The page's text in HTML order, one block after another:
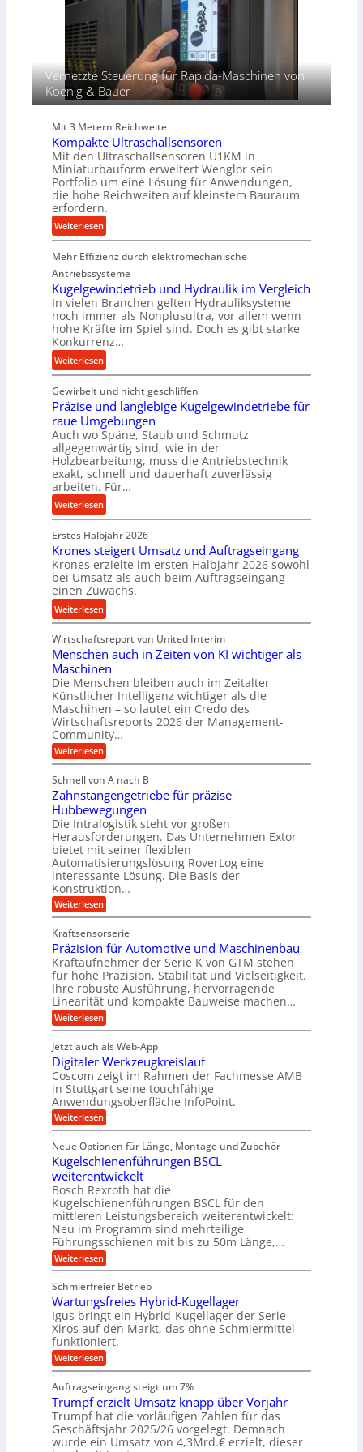
p
r
o
z
e
s
n
d
u
n
g
e
n
f
ü
r
d
i
e
P
o
d
u
k
t
i
o
n
d
e
n
M
t
t
e
l
s
t
a
n
d
n
d
i
e
t
Vernetzte Steuerung für Rapida-Maschinen von
Koenig & Bauer
Mit 3 Metern Reichweite
Kompakte Ultraschallsensoren
Mit den Ultraschallsensoren U1KM in
Miniaturbauform erweitert Wenglor sein
Portfolio um eine Lösung für Anwendungen,
die hohe Reichweiten auf kleinstem Bauraum
erfordern.
Weiterlesen:
K
o
m
p
a
k
t
e
U
l
t
r
a
s
c
h
a
l
l
s
e
n
s
o
r
e
n
Mehr Effizienz durch elektromechanische
Antriebssysteme
Kugelgewindetrieb und Hydraulik im Vergleich
In vielen Branchen gelten Hydrauliksysteme
noch immer als Nonplusultra, vor allem wenn
hohe Kräfte im Spiel sind. Doch es gibt starke
Konkurrenz…
Weiterlesen:
K
u
g
e
l
g
e
w
i
n
e
r
i
b
u
n
d
H
y
d
r
a
u
k
i
m
V
e
r
g
l
c
h
Gewirbelt und nicht geschliffen
Präzise und langlebige Kugelgewindetriebe für
raue Umgebungen
Auch wo Späne, Staub und Schmutz
allgegenwärtig sind, wie in der
Holzbearbeitung, muss die Antriebstechnik
exakt, schnell und dauerhaft zuverlässig
arbeiten. Für…
Weiterlesen:
P
r
ä
z
i
s
e
u
n
d
l
a
n
g
l
e
b
i
g
e
K
u
g
e
l
g
e
w
n
d
e
t
r
i
e
b
e
f
ü
r
r
a
u
e
U
m
g
e
b
u
n
g
e
n
Erstes Halbjahr 2026
Krones steigert Umsatz und Auftragseingang
Krones erzielte im ersten Halbjahr 2026 sowohl
bei Umsatz als auch beim Auftragseingang
einen Zuwachs.
Weiterlesen:
K
r
o
n
e
s
s
t
e
i
g
e
r
t
U
m
s
a
t
z
u
n
d
A
u
f
t
a
g
s
e
i
n
g
a
n
g
Wirtschaftsreport von United Interim
Menschen auch in Zeiten von KI wichtiger als
Maschinen
Die Menschen bleiben auch im Zeitalter
Künstlicher Intelligenz wichtiger als die
Maschinen – so lautet ein Credo des
Wirtschaftsreports 2026 der Management-
Community…
Weiterlesen:
M
n
s
c
h
e
n
a
u
c
h
i
n
Z
e
e
n
v
o
n
K
I
w
i
c
h
t
i
g
e
a
l
s
M
a
s
c
h
i
n
e
n
Schnell von A nach B
Zahnstangengetriebe für präzise
Hubbewegungen
Die Intralogistik steht vor großen
Herausforderungen. Das Unternehmen Extor
bietet mit seiner flexiblen
Automatisierungslösung RoverLog eine
interessante Lösung. Die Basis der
Konstruktion…
Weiterlesen:
Z
h
n
s
t
a
n
g
e
n
e
t
r
i
e
b
e
f
r
p
r
ä
z
i
s
e
H
u
b
e
w
e
g
u
n
g
e
Kraftsensorserie
Präzision für Automotive und Maschinenbau
Kraftaufnehmer der Serie K von GTM stehen
für hohe Präzision, Stabilität und Vielseitigkeit.
Ihre robuste Ausführung, hervorragende
Linearität und kompakte Bauweise machen…
Weiterlesen:
P
ä
z
i
s
i
o
n
f
r
A
u
t
o
m
o
t
i
v
e
n
d
M
a
s
c
h
i
e
n
b
a
u
Jetzt auch als Web-App
Digitaler Werkzeugkreislauf
Coscom zeigt im Rahmen der Fachmesse AMB
in Stuttgart seine touchfähige
Anwendungsoberfläche InfoPoint.
Weiterlesen:
D
g
i
t
a
l
e
r
W
e
r
k
z
e
u
g
k
r
e
i
s
a
u
f
Neue Optionen für Länge, Montage und Zubehör
Kugelschienenführungen BSCL
weiterentwickelt
Bosch Rexroth hat die
Kugelschienenführungen BSCL für den
mittleren Leistungsbereich weiterentwickelt:
Neu im Programm sind mehrteilige
Führungsschienen mit bis zu 50m Länge,…
Weiterlesen:
K
g
e
l
s
c
h
i
e
e
n
f
ü
h
Schmierfreier Betrieb
Wartungsfreies Hybrid-Kugellager
Igus bringt ein Hybrid-Kugellager der Serie
Xiros auf den Markt, das ohne Schmiermittel
funktioniert.
Weiterlesen:
W
r
t
u
n
g
s
Auftragseingang steigt um 7%
Trumpf erzielt Umsatz knapp über Vorjahr
Trumpf hat die vorläufigen Zahlen für das
Geschäftsjahr 2025/26 vorgelegt. Demnach
wurde ein Umsatz von 4,3Mrd.€ erzielt, dieser